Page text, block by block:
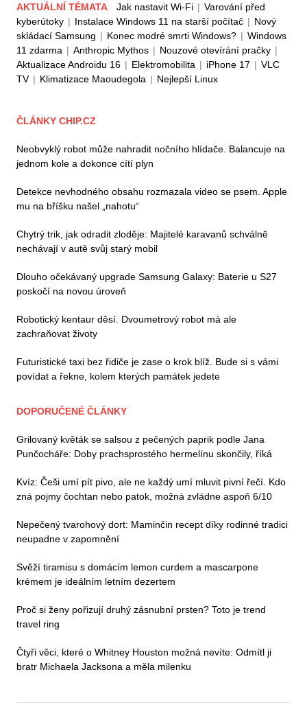
AKTUÁLNÍ TÉMATA Jak nastavit Wi-Fi | Varování před
kyberútoky | Instalace Windows 11 na starší počítač | Nový
skládací Samsung | Konec modré smrti Windows? | Windows
11 zdarma | Anthropic Mythos | Nouzové otevírání pračky |
Aktualizace Androidu 16 | Elektromobilita | iPhone 17 | VLC
TV | Klimatizace Maoudegola | Nejlepší Linux
ČLÁNKY CHIP.CZ
Neobvyklý robot může nahradit nočního hlídače. Balancuje na
jednom kole a dokonce cítí plyn
Detekce nevhodného obsahu rozmazala video se psem. Apple
mu na bříšku našel „nahotu“
Chytrý trik, jak odradit zloděje: Majitelé karavanů schválně
nechávají v autě svůj starý mobil
Dlouho očekávaný upgrade Samsung Galaxy: Baterie u S27
poskočí na novou úroveň
Robotický kentaur děsí. Dvoumetrový robot má ale
zachraňovat životy
Futuristické taxi bez řidiče je zase o krok blíž. Bude si s vámi
povídat a řekne, kolem kterých památek jedete
DOPORUČENÉ ČLÁNKY
Grilovaný květák se salsou z pečených paprik podle Jana
Punčocháře: Doby prachsprostého hermelínu skončily, říká
Kvíz: Češi umí pít pivo, ale ne každý umí mluvit pivní řečí. Kdo
zná pojmy čochtan nebo patok, možná zvládne aspoň 6/10
Nepečený tvarohový dort: Maminčin recept díky rodinné tradici
neupadne v zapomnění
Svěží tiramisu s domácím lemon curdem a mascarpone
krémem je ideálním letním dezertem
Proč si ženy pořizují druhý zásnubní prsten? Toto je trend
travel ring
Čtyři věci, které o Whitney Houston možná nevíte: Odmítl ji
bratr Michaela Jacksona a měla milenku